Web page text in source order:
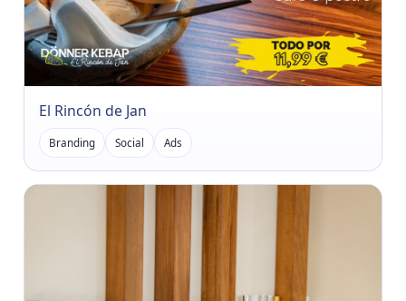
El Rincón de Jan
Branding Social Ads